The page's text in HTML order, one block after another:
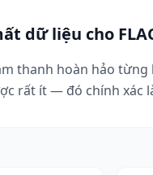
dữ liệu cho
thanh hoàn hảo
rất ít — đó chính xác